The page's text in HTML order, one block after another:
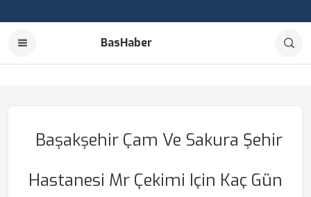
BasHaber
Başakşehir Çam Ve Sakura Şehir
Hastanesi Mr Çekimi Için Kaç Gün